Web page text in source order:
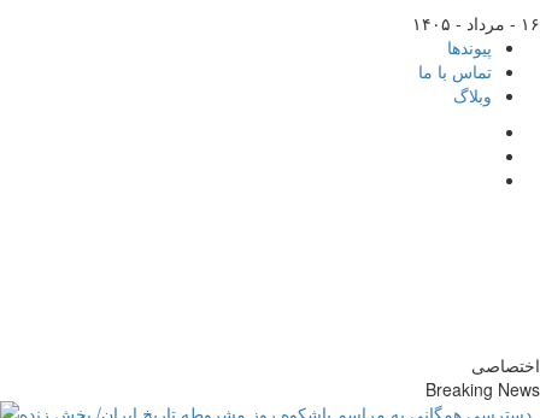
۱۶ - مرداد - ۱۴۰۵
پیوندها
تماس با ما
وبلاگ
اختصاصی
Breaking News